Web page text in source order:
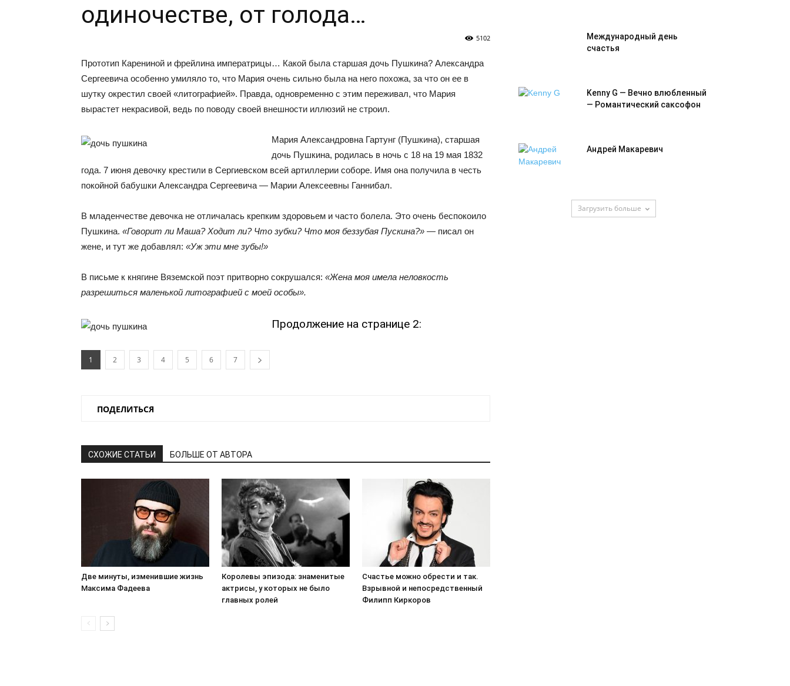
одиночестве, от голода…
5102
Прототип Карениной и фрейлина императрицы… Какой была старшая дочь Пушкина? Александра
Сергеевича особенно умиляло то, что Мария очень сильно была на него похожа, за что он ее в
шутку окрестил своей «литографией». Правда, одновременно с этим переживал, что Мария
вырастет некрасивой, ведь по поводу своей внешности иллюзий не строил.
Мария Александровна Гартунг (Пушкина), старшая
дочь Пушкина, родилась в ночь с 18 на 19 мая 1832
года. 7 июня девочку крестили в Сергиевском всей артиллерии соборе. Имя она получила в честь
покойной бабушки Александра Сергеевича — Марии Алексеевны Ганнибал.
В младенчестве девочка не отличалась крепким здоровьем и часто болела. Это очень беспокоило
Пушкина. «Говорит ли Маша? Ходит ли? Что зубки? Что моя беззубая Пускина?» — писал он
жене, и тут же добавлял: «Уж эти мне зубы!»
В письме к княгине Вяземской поэт притворно сокрушался: «Жена моя имела неловкость
разрешиться маленькой литографией с моей особы».
Продолжение на странице 2:
1 2 3 4 5 6 7
ПОДЕЛИТЬСЯ
СХОЖИЕ СТАТЬИ БОЛЬШЕ ОТ АВТОРА
Две минуты, изменившие жизнь
Максима Фадеева
Королевы эпизода: знаменитые
актрисы, у которых не было
главных ролей
Счастье можно обрести и так.
Взрывной и непосредственный
Филипп Киркоров
Международный день
счастья
Kenny G — Вечно влюбленный
— Романтический саксофон
Андрей Макаревич
Загрузить больше